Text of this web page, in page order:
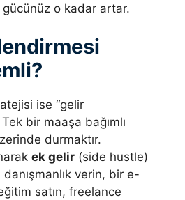
gücünüz o kadar artar.
ise “gelir
bir maaşa bağımlı
durmaktır.
ek gelir (side hustle)
verin, bir e-
satın, freelance